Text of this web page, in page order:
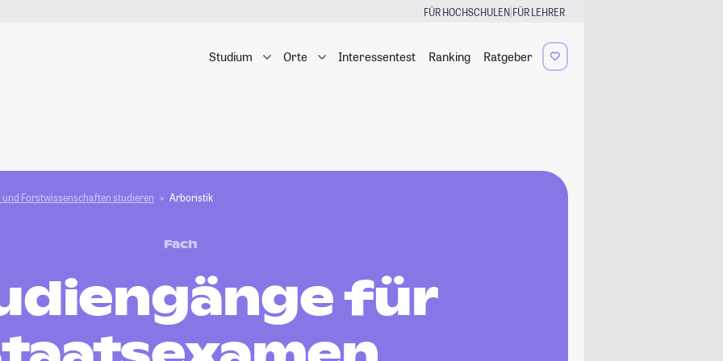
FÜR HOCHSCHULEN|FÜR LEHRER
Studium Orte Interessentest Ranking Ratgeber
Forstwissen­schaften studieren Arboristik
Fach
für